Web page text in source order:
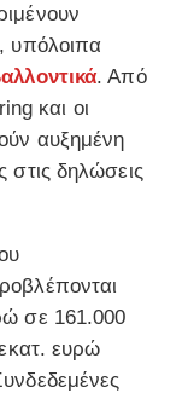
υπόλοιπα
. Από
και οι
αυξημένη
στις δηλώσεις
σε 161.000
ευρώ